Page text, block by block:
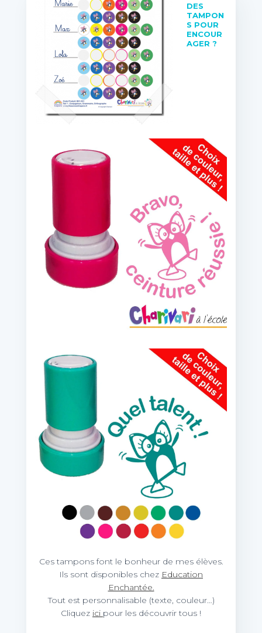
DES
TAMPON
S POUR
ENCOUR
AGER ?
Ces tampons font le bonheur de mes élèves.
Ils sont disponibles chez Education
Enchantée.
Tout est personnalisable (texte, couleur…)
Cliquez ici pour les découvrir tous !